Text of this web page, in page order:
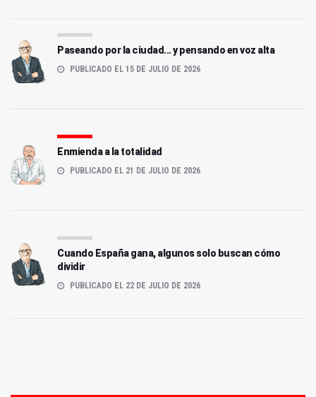
Paseando por la ciudad... y pensando en voz alta
PUBLICADO EL 15 DE JULIO DE 2026
Enmienda a la totalidad
PUBLICADO EL 21 DE JULIO DE 2026
Cuando España gana, algunos solo buscan cómo
dividir
PUBLICADO EL 22 DE JULIO DE 2026